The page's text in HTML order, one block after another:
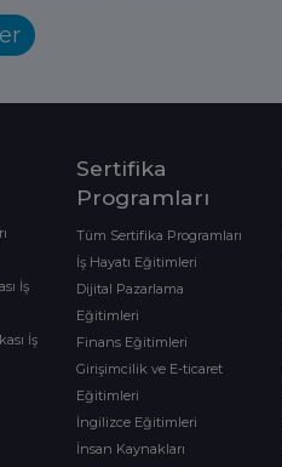
İş
İş
Sertifika
Programları
Tüm Sertifika Programları
İş Hayatı Eğitimleri
Dijital Pazarlama
Eğitimleri
Finans Eğitimleri
Girişimcilik ve E-ticaret
Eğitimleri
İngilizce Eğitimleri
İnsan Kaynakları